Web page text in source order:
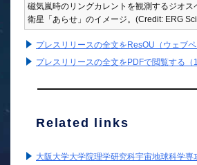
磁気嵐時のリングカレントを観測するジオス
衛星「あらせ」のイメージ。(Credit: ERG
プレスリリースの全文をResOU（ウェブ
プレスリリースの全文をPDFで閲覧する（
Related links
大阪大学大学院理学研究科宇宙地球科学専